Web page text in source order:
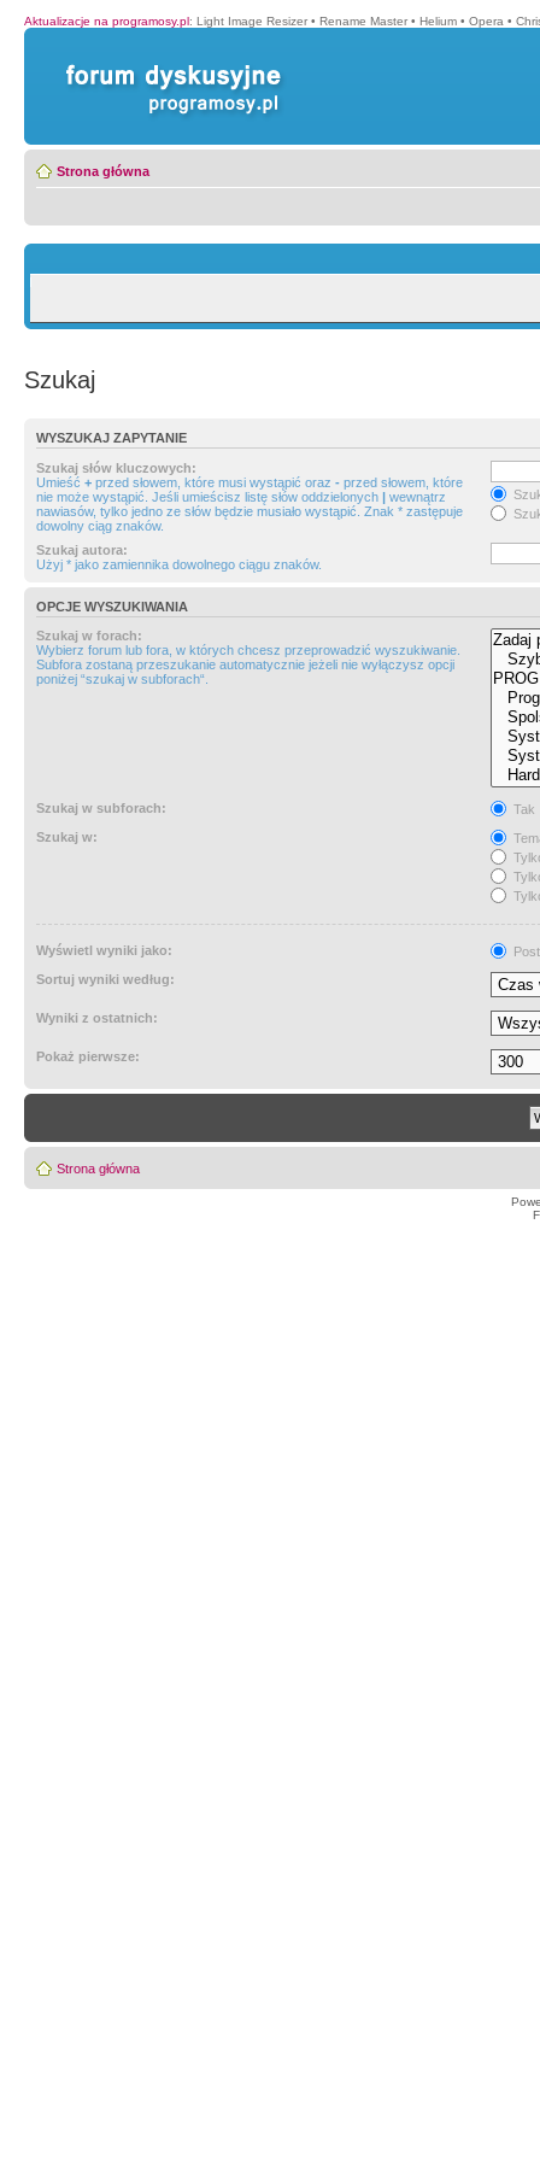
Aktualizacje na programosy.pl: Light Image Resizer • Rename Master • Helium • Opera •
Strona główna
Szukaj
WYSZUKAJ ZAPYTANIE
Szukaj słów kluczowych:
Umieść + przed słowem, które musi wystąpić oraz - przed słowem, które
nie może wystąpić. Jeśli umieścisz listę słów oddzielonych | wewnątrz
nawiasów, tylko jedno ze słów będzie musiało wystąpić. Znak * zastępuje
dowolny ciąg znaków.
Szukaj autora:
Użyj * jako zamiennika dowolnego ciągu znaków.
OPCJE WYSZUKIWANIA
Szukaj w forach:
Wybierz forum lub fora, w których chcesz przeprowadzić wyszukiwanie.
Subfora zostaną przeszukanie automatycznie jeżeli nie wyłączysz opcji
poniżej “szukaj w subforach“.
Szukaj w subforach:
Tak
Szukaj w:
Wyświetl wyniki jako:
Sortuj wyniki według:
Wyniki z ostatnich:
Pokaż pierwsze:
Strona główna